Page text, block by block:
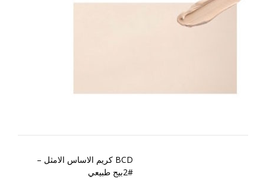
BCD كريم الاساس الامثل –
#2بيج طبيعي